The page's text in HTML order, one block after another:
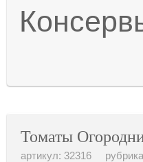
Томаты
артикул: 32316